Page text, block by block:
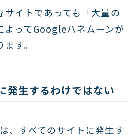
サイトであっても「大量の
よってGoogleハネムーンが
す。
発生するわけではない
、すべてのサイトに発生す